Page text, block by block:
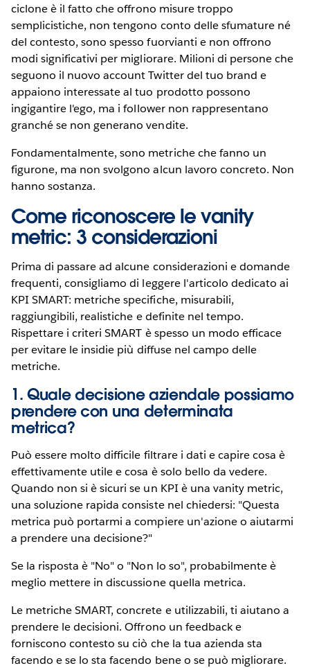
ciclone è il fatto che offrono misure troppo
semplicistiche, non tengono conto delle sfumature né
del contesto, sono spesso fuorvianti e non offrono
modi significativi per migliorare. Milioni di persone che
seguono il nuovo account Twitter del tuo brand e
appaiono interessate al tuo prodotto possono
ingigantire l'ego, ma i follower non rappresentano
granché se non generano vendite.
Fondamentalmente, sono metriche che fanno un
figurone, ma non svolgono alcun lavoro concreto. Non
hanno sostanza.
Come riconoscere le vanity
metric: 3 considerazioni
Prima di passare ad alcune considerazioni e domande
frequenti, consigliamo di leggere l'articolo dedicato ai
KPI SMART: metriche specifiche, misurabili,
raggiungibili, realistiche e definite nel tempo.
Rispettare i criteri SMART è spesso un modo efficace
per evitare le insidie più diffuse nel campo delle
metriche.
1. Quale decisione aziendale possiamo
prendere con una determinata
metrica?
Può essere molto difficile filtrare i dati e capire cosa è
effettivamente utile e cosa è solo bello da vedere.
Quando non si è sicuri se un KPI è una vanity metric,
una soluzione rapida consiste nel chiedersi: "Questa
metrica può portarmi a compiere un'azione o aiutarmi
a prendere una decisione?"
Se la risposta è "No" o "Non lo so", probabilmente è
meglio mettere in discussione quella metrica.
Le metriche SMART, concrete e utilizzabili, ti aiutano a
prendere le decisioni. Offrono un feedback e
forniscono contesto su ciò che la tua azienda sta
facendo e se lo sta facendo bene o se può migliorare.